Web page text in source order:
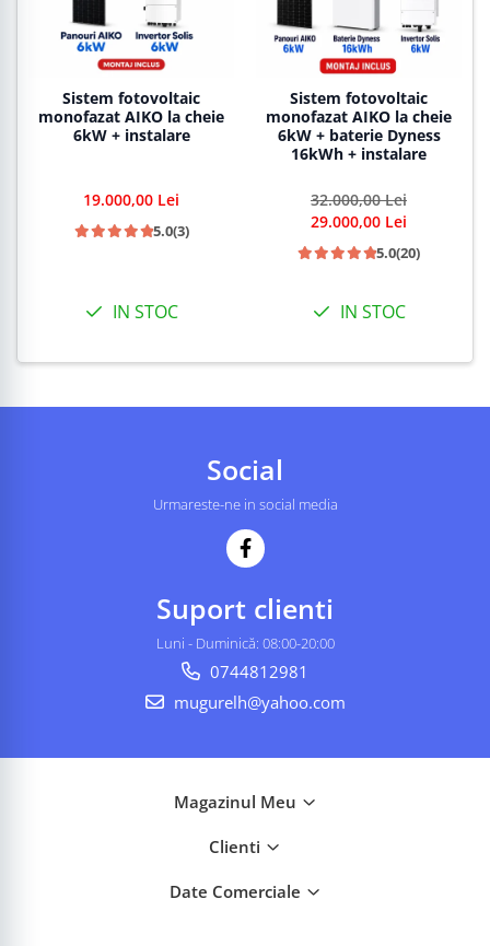
Sistem fotovoltaic
monofazat AIKO la cheie
6kW + instalare
19.000,00 Lei
5.0(3)
IN STOC
Sistem fotovoltaic
monofazat AIKO la cheie
6kW + baterie Dyness
16kWh + instalare
32.000,00 Lei
29.000,00 Lei
5.0(20)
IN STOC
Social
Urmareste-ne in social media
Suport clienti
Luni - Duminică: 08:00-20:00
0744812981
mugurelh@yahoo.com
Magazinul Meu
Clienti
Date Comerciale